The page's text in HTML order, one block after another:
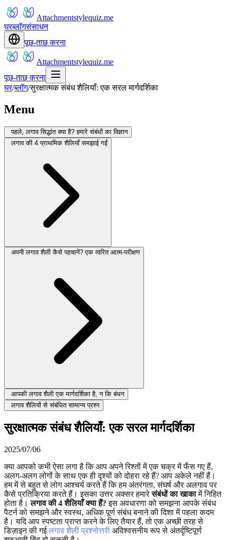
Attachmentstylequiz.me
घरब्लॉगसंसाधन
पूछ-ताछ करना
Attachmentstylequiz.me
पूछ-ताछ करना
घर/ब्लॉग/सुरक्षात्मक संबंध शैलियाँ: एक सरल मार्गदर्शिका
Menu
पहले, लगाव सिद्धांत क्या है? हमारे संबंधों का विज्ञान
लगाव की 4 प्राथमिक शैलियाँ समझाई गईं
अपनी लगाव शैली कैसे पहचानें? एक त्वरित आत्म-परीक्षण
आपकी लगाव शैली एक मार्गदर्शिका है, न कि बंधन
लगाव शैलियों से संबंधित सामान्य प्रश्न
सुरक्षात्मक संबंध शैलियाँ: एक सरल मार्गदर्शिका
2025/07/06
क्या आपको कभी ऐसा लगा है कि आप अपने रिश्तों में एक चक्र में फँस गए हैं,
अलग-अलग लोगों के साथ एक ही दृश्यों को दोहरा रहे हैं? आप अकेले नहीं हैं।
हम में से बहुत से लोग आश्चर्य करते हैं कि हम अंतरंगता, संघर्ष और अलगाव पर
कैसे प्रतिक्रिया करते हैं। इसका उत्तर अक्सर हमारेसंबंधों का खाकामें निहित
होता है।लगाव की 4 शैलियाँ क्या हैं? इस अवधारणा को समझना आपके संबंध
पैटर्न को समझने और स्वस्थ, अधिक पूर्ण संबंध बनाने की दिशा में पहला कदम
है। यदि आप स्पष्टता प्राप्त करने के लिए तैयार हैं, तो एक अच्छी तरह से
डिज़ाइन की गईलगाव शैली प्रश्नोत्तरी अविश्वसनीय रूप से अंतर्दृष्टिपूर्ण